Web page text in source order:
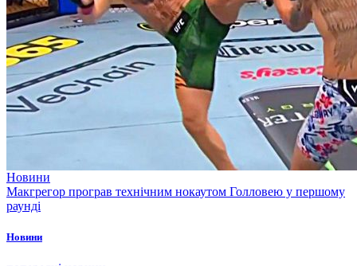
Новини
Макгрегор програв технічним нокаутом Голловею у першому
раунді
Новини